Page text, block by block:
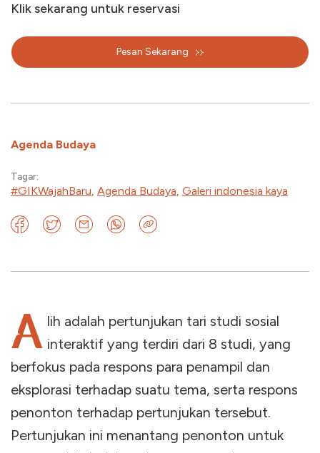
Klik sekarang untuk reservasi
Pesan Sekarang
Agenda Budaya
Tagar:
#GIKWajahBaru, Agenda Budaya, Galeri indonesia kaya
A lih adalah pertunjukan tari studi sosial
interaktif yang terdiri dari 8 studi, yang
berfokus pada respons para penampil dan
eksplorasi terhadap suatu tema, serta respons
penonton terhadap pertunjukan tersebut.
Pertunjukan ini menantang penonton untuk